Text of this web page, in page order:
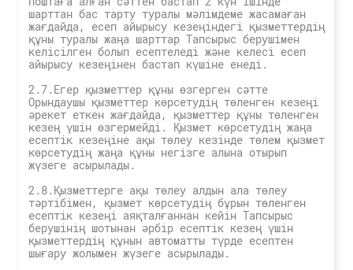
шарттан бас тарту туралы мәлімдеме жасамаған
жағдайда, есеп айырысу кезеңіндегі қызметтердің
құны туралы жаңа шарттар Тапсырыс берушімен
келісілген болып есептеледі және келесі есеп
айырысу кезеңінен бастап күшіне енеді.
2.7.Егер қызметтер құны өзгерген сәтте
Орындаушы қызметтер көрсетудің төленген кезеңі
әрекет еткен жағдайда, қызметтер құны төленген
кезең үшін өзгермейді. Қызмет көрсетудің жаңа
есептік кезеңіне ақы төлеу кезінде төлем қызмет
көрсетудің жаңа құны негізге алына отырып
жүзеге асырылады.
2.8.Қызметтерге ақы төлеу алдын ала төлеу
тәртібімен, қызмет көрсетудің бұрын төленген
есептік кезеңі аяқталғаннан кейін Тапсырыс
берушінің шотынан әрбір есептік кезең үшін
қызметтердің құнын автоматты түрде есептен
шығару жолымен жүзеге асырылады.